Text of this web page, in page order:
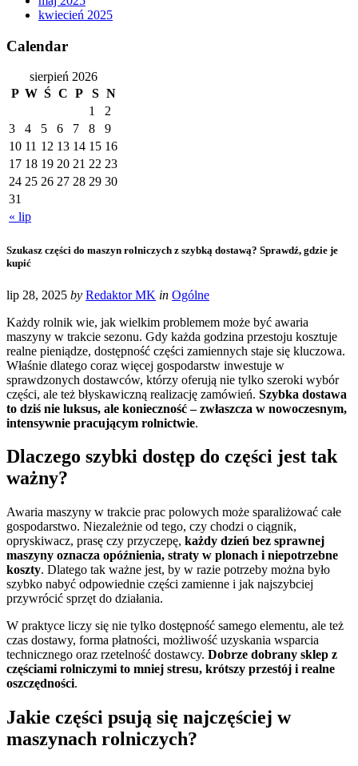
kwiecień 2025
Calendar
sierpień 2026
P W Ś C P S N
« lip
1
2
3
4 5 6 7 8
9
10 11 12 13 14 15 16
17 18 19 20 21 22 23
24 25 26 27 28 29 30
31
Szukasz części do maszyn rolniczych z szybką dostawą? Sprawdź, gdzie je
kupić
lip 28, 2025 by Redaktor MK in Ogólne
Każdy rolnik wie, jak wielkim problemem może być awaria
maszyny w trakcie sezonu. Gdy każda godzina przestoju kosztuje
realne pieniądze, dostępność części zamiennych staje się kluczowa.
Właśnie dlatego coraz więcej gospodarstw inwestuje w
sprawdzonych dostawców, którzy oferują nie tylko szeroki wybór
części, ale też błyskawiczną realizację zamówień. Szybka dostawa
to dziś nie luksus, ale konieczność – zwłaszcza w nowoczesnym,
intensywnie pracującym rolnictwie.
Dlaczego szybki dostęp do części jest tak
ważny?
Awaria maszyny w trakcie prac polowych może sparaliżować całe
gospodarstwo. Niezależnie od tego, czy chodzi o ciągnik,
opryskiwacz, prasę czy przyczepę, każdy dzień bez sprawnej
maszyny oznacza opóźnienia, straty w plonach i niepotrzebne
koszty. Dlatego tak ważne jest, by w razie potrzeby można było
szybko nabyć odpowiednie części zamienne i jak najszybciej
przywrócić sprzęt do działania.
W praktyce liczy się nie tylko dostępność samego elementu, ale też
czas dostawy, forma płatności, możliwość uzyskania wsparcia
technicznego oraz rzetelność dostawcy. Dobrze dobrany sklep z
częściami rolniczymi to mniej stresu, krótszy przestój i realne
oszczędności.
Jakie części psują się najczęściej w
maszynach rolniczych?